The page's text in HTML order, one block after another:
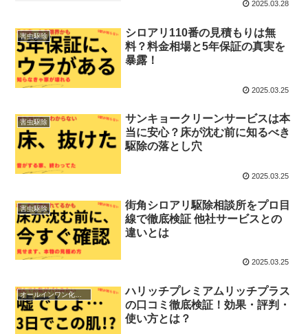
2025.03.28
害虫駆除
シロアリ110番の見積もりは無
料？料金相場と5年保証の真実を
暴露！
2025.03.25
害虫駆除
サンキョークリーンサービスは本
当に安心？床が沈む前に知るべき
駆除の落とし穴
2025.03.25
害虫駆除
街角シロアリ駆除相談所をプロ目
線で徹底検証 他社サービスとの
違いとは
2025.03.25
ハリッチプレミアムリッチプラス
の口コミ徹底検証！効果・評判・
使い方とは？